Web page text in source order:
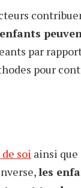
par
pour
soi ainsi
les